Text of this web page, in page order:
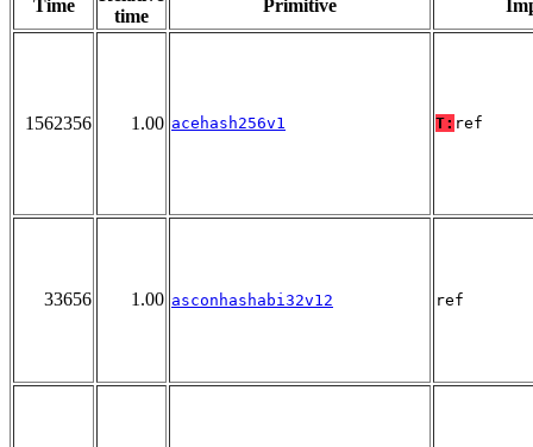
Time
time
Primitive
1562356 1.00 acehash256v1 T: ref
33656 1.00 asconhashabi32v12 ref